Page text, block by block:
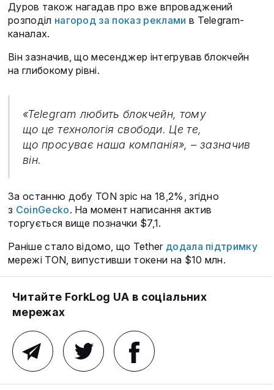
Дуров також нагадав про вже впроваджений
розподіл нагород за показ реклами в Telegram-
каналах.
Він зазначив, що месенджер інтегрував блокчейн
на глибокому рівні.
«Telegram любить блокчейн, тому
що це технологія свободи. Це те,
що просуває наша компанія», – зазначив
він.
За останню добу TON зріс на 18,2%, згідно
з CoinGecko. На момент написання актив
торгується вище позначки $7,1.
Раніше стало відомо, що Tether додала підтримку
мережі TON, випустивши токени на $10 млн.
Читайте ForkLog UA в соціальних
мережах